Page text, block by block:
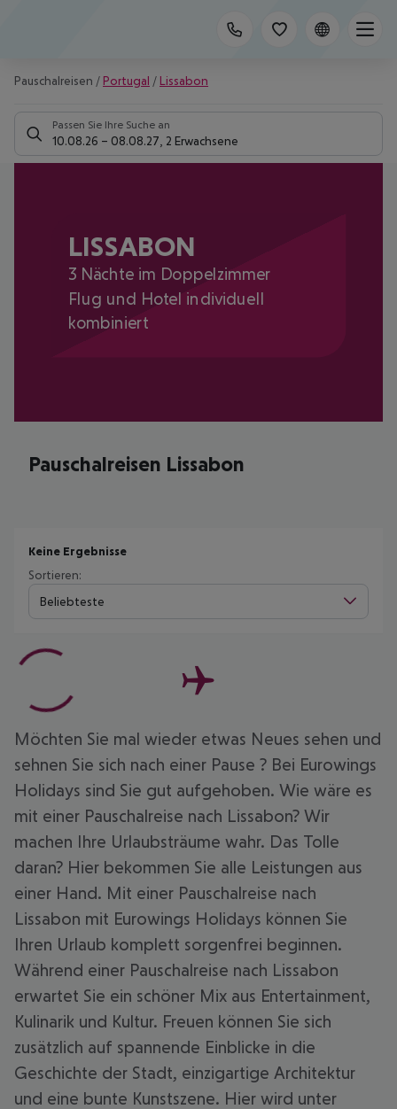
Pauschalreisen / Portugal / Lissabon
Passen Sie Ihre Suche an
10.08.26 – 08.08.27 2 Erwachsene
LISSABON
3 Nächte im Doppelzimmer
Flug und Hotel individuell
kombiniert
Pauschalreisen Lissabon
Keine Ergebnisse
Sortieren:
Beliebteste
Möchten Sie mal wieder etwas Neues sehen und
sehnen Sie sich nach einer Pause ? Bei Eurowings
Holidays sind Sie gut aufgehoben. Wie wäre es
mit einer Pauschalreise nach Lissabon? Wir
machen Ihre Urlaubsträume wahr. Das Tolle
daran? Hier bekommen Sie alle Leistungen aus
einer Hand. Mit einer Pauschalreise nach
Lissabon mit Eurowings Holidays können Sie
Ihren Urlaub komplett sorgenfrei beginnen.
Während einer Pauschalreise nach Lissabon
erwartet Sie ein schöner Mix aus Entertainment,
Kulinarik und Kultur. Freuen können Sie sich
zusätzlich auf spannende Einblicke in die
Geschichte der Stadt, einzigartige Architektur
und eine bunte Kunstszene. Hier wird unter